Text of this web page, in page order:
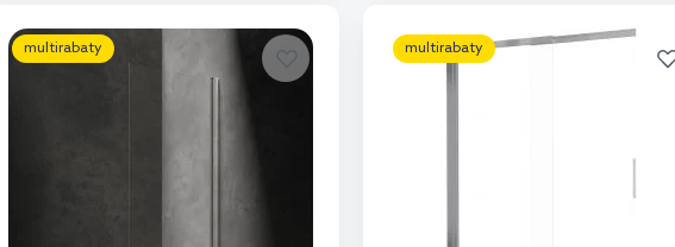
Dodaj do porównania
multirabaty multirabaty